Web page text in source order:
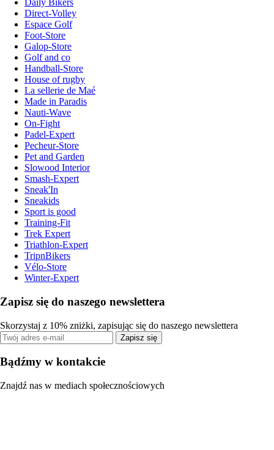
Daily Bikers
Direct-Volley
Espace Golf
Foot-Store
Galop-Store
Golf and co
Handball-Store
House of rugby
La sellerie de Maé
Made in Paradis
Nauti-Wave
On-Fight
Padel-Expert
Pecheur-Store
Pet and Garden
Slowood Interior
Smash-Expert
Sneak'In
Sneakids
Sport is good
Training-Fit
Trek Expert
Triathlon-Expert
TripnBikers
Vélo-Store
Winter-Expert
Zapisz się do naszego newslettera
Skorzystaj z 10% zniżki, zapisując się do naszego newslettera
Zapisz się
Bądźmy w kontakcie
Znajdź nas w mediach społecznościowych